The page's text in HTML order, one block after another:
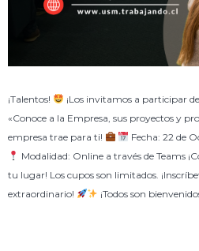
¡Talentos!
¡Los invitamos a participar
«Conoce a la Empresa, sus proyectos y
empresa trae para ti!
Fecha: 22 de
Modalidad: Online a través de Teams
tu lugar! Los cupos son limitados.
extraordinario!
¡Todos son